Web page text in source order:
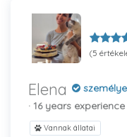
(5
Elena
· 16 years experience
Vannak állatai